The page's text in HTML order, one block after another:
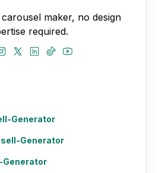
maker, no design
required.
Generator
Generator
Generator